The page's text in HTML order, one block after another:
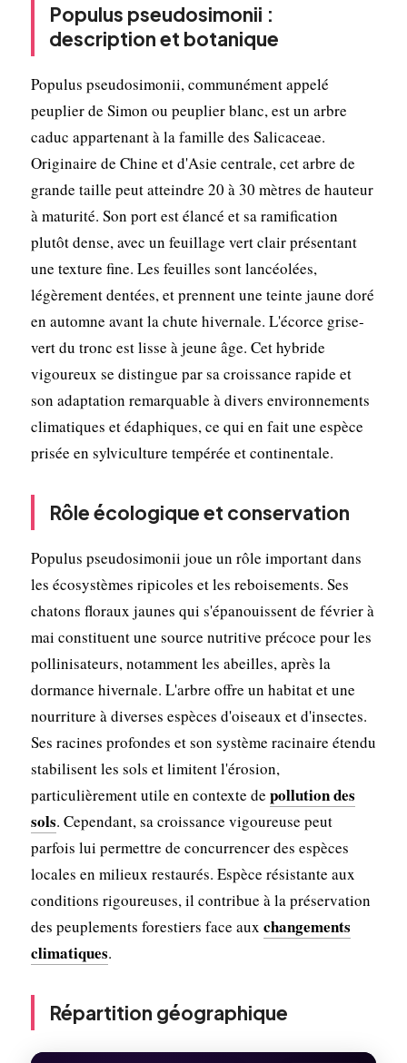
Populus pseudosimonii :
description et botanique
Populus pseudosimonii, communément appelé
peuplier de Simon ou peuplier blanc, est un arbre
caduc appartenant à la famille des Salicaceae.
Originaire de Chine et d'Asie centrale, cet arbre de
grande taille peut atteindre 20 à 30 mètres de hauteur
à maturité. Son port est élancé et sa ramification
plutôt dense, avec un feuillage vert clair présentant
une texture fine. Les feuilles sont lancéolées,
légèrement dentées, et prennent une teinte jaune doré
en automne avant la chute hivernale. L'écorce grise-
vert du tronc est lisse à jeune âge. Cet hybride
vigoureux se distingue par sa croissance rapide et
son adaptation remarquable à divers environnements
climatiques et édaphiques, ce qui en fait une espèce
prisée en sylviculture tempérée et continentale.
Rôle écologique et conservation
Populus pseudosimonii joue un rôle important dans
les écosystèmes ripicoles et les reboisements. Ses
chatons floraux jaunes qui s'épanouissent de février à
mai constituent une source nutritive précoce pour les
pollinisateurs, notamment les abeilles, après la
dormance hivernale. L'arbre offre un habitat et une
nourriture à diverses espèces d'oiseaux et d'insectes.
Ses racines profondes et son système racinaire étendu
stabilisent les sols et limitent l'érosion,
particulièrement utile en contexte de pollution des
sols. Cependant, sa croissance vigoureuse peut
parfois lui permettre de concurrencer des espèces
locales en milieux restaurés. Espèce résistante aux
conditions rigoureuses, il contribue à la préservation
des peuplements forestiers face aux changements
climatiques.
Répartition géographique